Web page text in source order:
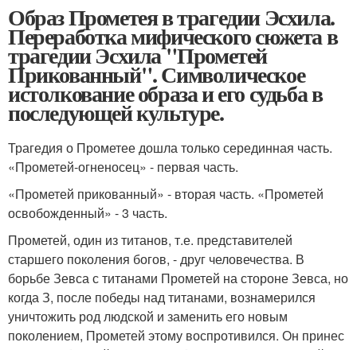
Образ Прометея в трагедии Эсхила.
Переработка мифического сюжета в
трагедии Эсхила "Прометей
Прикованный". Символическое
истолкование образа и его судьба в
последующей культуре.
Трагедия о Прометее дошла только серединная часть.
«Прометей-огненосец» - первая часть.
«Прометей прикованный» - вторая часть. «Прометей
освобожденный» - 3 часть.
Прометей, один из титанов, т.е. представителей
старшего поколения богов, - друг человечества. В
борьбе Зевса с титанами Прометей на стороне Зевса, но
когда З, после победы над титанами, вознамерился
уничтожить род людской и заменить его новым
поколением, Прометей этому воспротивился. Он принес